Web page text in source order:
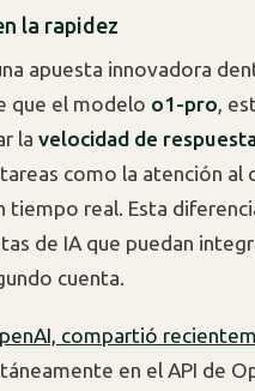
la rapidez
apuesta innovadora
que el modelo o1-pro,
la velocidad de
como la atención al
real. Esta
de IA que puedan
cuenta.
compartió
en el API de